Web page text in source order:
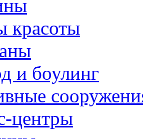
красоты
и боулинг
центры